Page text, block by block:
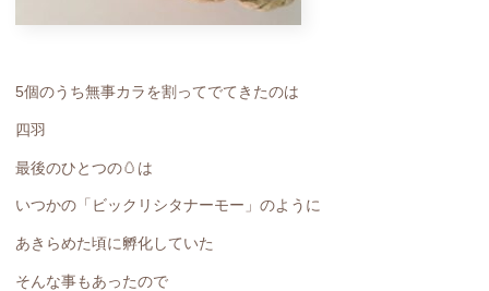
5個のうち無事カラを割ってでてきたのは
四羽
最後のひとつの🥚は
いつかの「ビックリシタナーモー」のように
あきらめた頃に孵化していた
そんな事もあったので